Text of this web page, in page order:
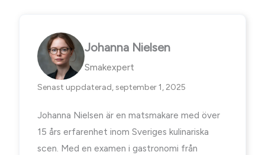
Johanna Nielsen
Smakexpert
Senast uppdaterad, september 1, 2025
Johanna Nielsen är en matsmakare med över
15 års erfarenhet inom Sveriges kulinariska
scen. Med en examen i gastronomi från